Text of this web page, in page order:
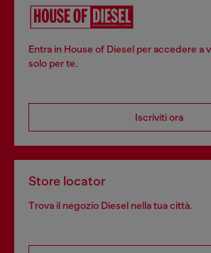
Entra in House of Diesel per accedere a
solo per te.
Iscriviti ora
Store locator
Trova il negozio Diesel nella tua città.